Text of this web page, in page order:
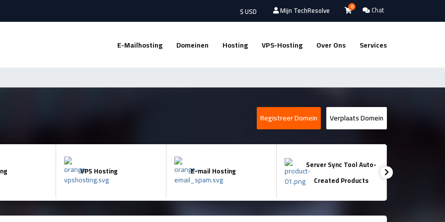
$ USD Mijn TechResolve 0 Chat
E-Mailhosting Domeinen Hosting VPS-Hosting Over Ons Services
Registreer Domein Verplaats Domein
VPS Hosting E-mail Hosting
Server Sync Tool Auto-
Created Products